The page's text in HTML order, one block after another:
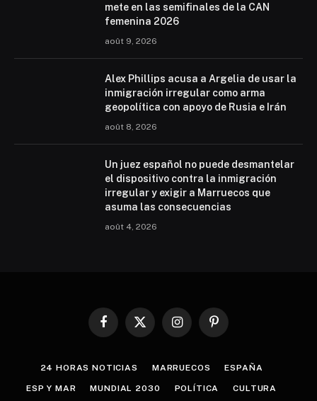
mete en las semifinales de la CAN
femenina 2026
août 9, 2026
Alex Phillips acusa a Argelia de usar la
inmigración irregular como arma
geopolítica con apoyo de Rusia e Irán
août 8, 2026
Un juez español no puede desmantelar
el dispositivo contra la inmigración
irregular y exigir a Marruecos que
asuma las consecuencias
août 4, 2026
Facebook
X
InstagramPinterest
24 HORAS NOTICIAS MARRUECOS ESPAÑA
ESP Y MAR MUNDIAL 2030 POLÍTICA CULTURA